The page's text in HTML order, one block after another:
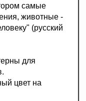
самые
животные -
(русский
для
цвет на